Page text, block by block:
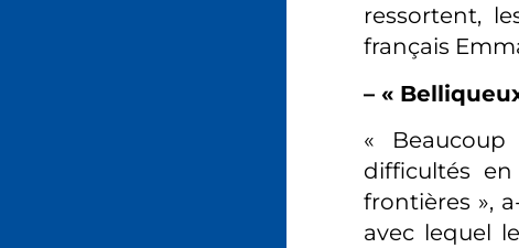
ressortent,
français
– «
«
difficultés
frontières »,
avec lequel